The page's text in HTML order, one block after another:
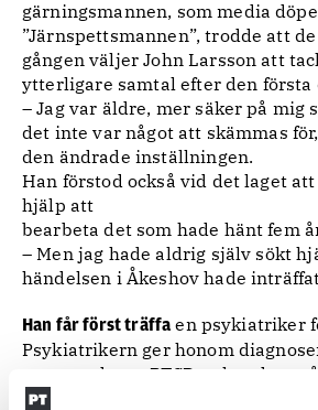
gärningsmannen, som media
”Järnspettsmannen”, trodde att
gången väljer John Larsson att
ytterligare samtal efter den första
– Jag var äldre, mer säker på mig
det inte var något att skämmas
den ändrade inställningen.
Han förstod också vid det laget
hjälp att
bearbeta det som hade hänt fem
– Men jag hade aldrig själv sökt
händelsen i Åkeshov hade
Han får först träffaen psykiatriker
Psykiatrikern ger honom
stressyndrom, PTSD, och ordnar
träffa en psykolog ungefär en